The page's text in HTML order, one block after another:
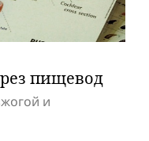
пищевод
и